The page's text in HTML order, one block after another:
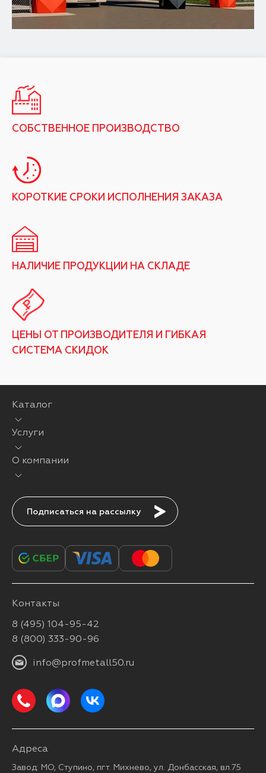
СОБСТВЕННОЕ ПРОИЗВОДСТВО
КОРОТКИЕ СРОКИ ИСПОЛНЕНИЯ ЗАКАЗА
НАЛИЧИЕ ПРОДУКЦИИ НА СКЛАДЕ
ЦЕНЫ ОТ ПРОИЗВОДИТЕЛЯ И ГИБКАЯ
СИСТЕМА СКИДОК
Каталог
Услуги
О компании
Подписаться
Контакты
8 (495) 104-95-42
8 (800) 333-90-96
info@profmetall50.ru
Адреса
Завод: МО, Ступино, пгт. Михнево, ул. Донбасская, вл.75